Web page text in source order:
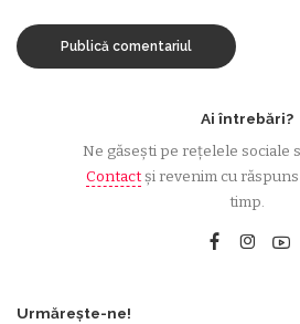
Ai întrebări?
Ne găsești pe rețelele sociale
Contactși revenim cu
timp.
Urmărește-ne!